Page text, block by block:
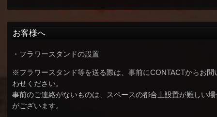
お客様へ
・フラワースタンドの設置
※フラワースタンド等を送る際は、事前にCONTACTからお問
わせください。
事前のご連絡がないものは、スペースの都合上設置が難しい場
がございます。